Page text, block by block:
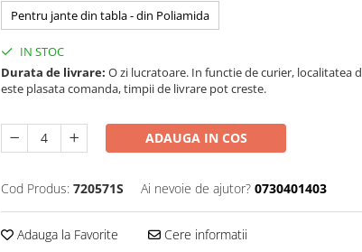
Pentru jante din tabla - din Poliamida
IN STOC
Durata de livrare: O zi lucratoare. In functie de curier, localitatea
este plasata comanda, timpii de livrare pot creste.
ADAUGA IN COS
Cod Produs: 720571S Ai nevoie de ajutor? 0730401403
Adauga la Favorite Cere informatii